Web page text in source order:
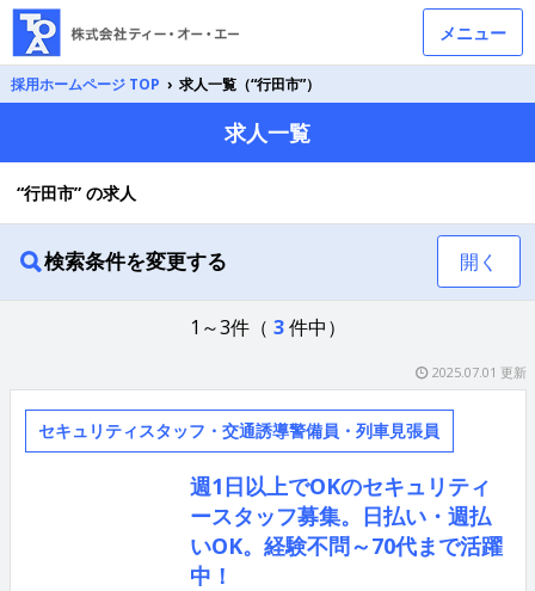
メニュー
採用ホームページ TOP › 求人一覧（“行田市”）
求人一覧
“行田市” の求人
検索条件を変更する 開く
1～3件（ 3 件中）
2025.07.01 更新
セキュリティスタッフ・交通誘導警備員・列車見張員
週1日以上でOKのセキュリティ
ースタッフ募集。日払い・週払
いOK。経験不問～70代まで活躍
中！